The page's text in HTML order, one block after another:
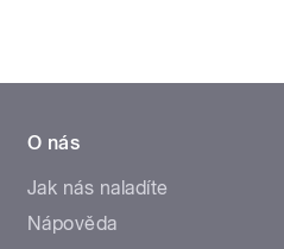
O nás
Jak nás naladíte
Nápověda